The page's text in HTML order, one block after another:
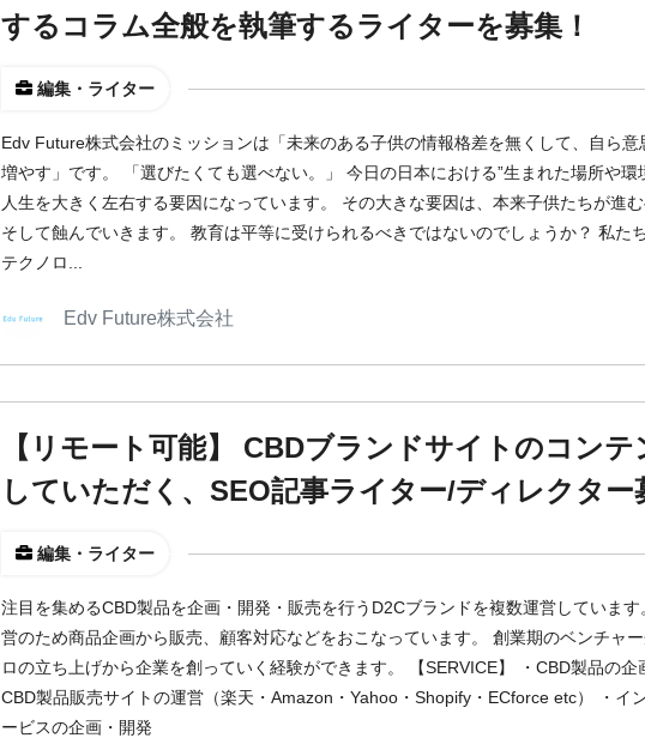
するコラム全般を執筆するライターを募集！
編集・ライター
Edv Future株式会社のミッションは「未来のある子供の情報格差を無くして、自ら意
増やす」です。 「選びたくても選べない。」 今日の日本における”生まれた場所や環
人生を大きく左右する要因になっています。 その大きな要因は、本来子供たちが進む
そして蝕んでいきます。 教育は平等に受けられるべきではないのでしょうか？ 私た
テクノロ...
Edv Future株式会社
【リモート可能】 CBDブランドサイトのコンテ
していただく、SEO記事ライター/ディレクター
編集・ライター
注目を集めるCBD製品を企画・開発・販売を行うD2Cブランドを複数運営していま
営のため商品企画から販売、顧客対応などをおこなっています。 創業期のベンチャ
ロの立ち上げから企業を創っていく経験ができます。 【SERVICE】 ・CBD製品の企
CBD製品販売サイトの運営（楽天・Amazon・Yahoo・Shopify・ECforce etc） ・イ
ービスの企画・開発